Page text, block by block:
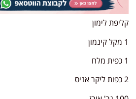
קליפת לימון
1 מקל קינמון
1 כפית מלח
2 כפות ליקר אניס